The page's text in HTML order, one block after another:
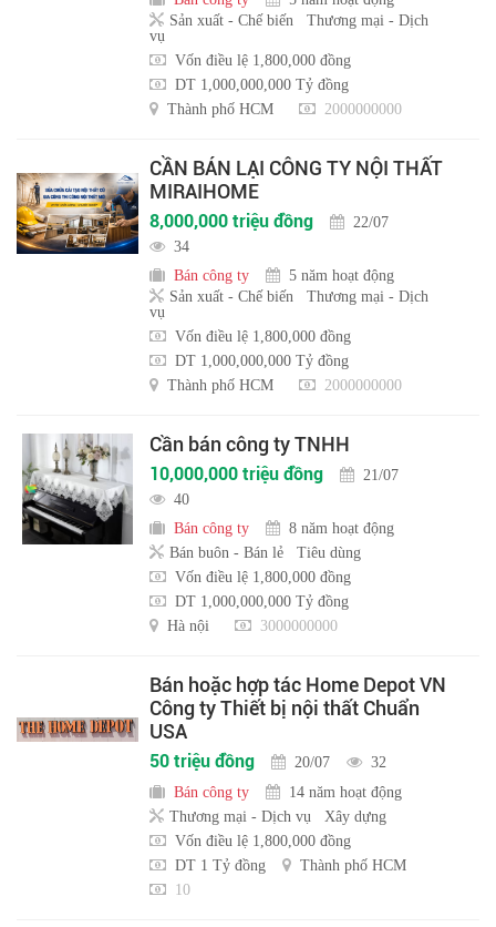
Sản xuất - Chế biến
Thương mại - Dịch
vụ
Vốn điều lệ 1,800,000 đồng
DT 1,000,000,000 Tỷ đồng
Thành phố HCM
2000000000
CẦN BÁN LẠI CÔNG TY NỘI THẤT
MIRAIHOME
8,000,000 triệu đồng
22/07
34
Bán công ty
5 năm hoạt động
Sản xuất - Chế biến
Thương mại - Dịch
vụ
Vốn điều lệ 1,800,000 đồng
DT 1,000,000,000 Tỷ đồng
Thành phố HCM
2000000000
Cần bán công ty TNHH
10,000,000 triệu đồng
21/07
40
Bán công ty
8 năm hoạt động
Bán buôn - Bán lẻ
Tiêu dùng
Vốn điều lệ 1,800,000 đồng
DT 1,000,000,000 Tỷ đồng
Hà nội
3000000000
Bán hoặc hợp tác Home Depot VN
Công ty Thiết bị nội thất Chuẩn
USA
50 triệu đồng 20/07
32
Bán công ty
14 năm hoạt động
Thương mại - Dịch vụ
Xây dựng
Vốn điều lệ 1,800,000 đồng
DT 1 Tỷ đồng
Thành phố HCM
10